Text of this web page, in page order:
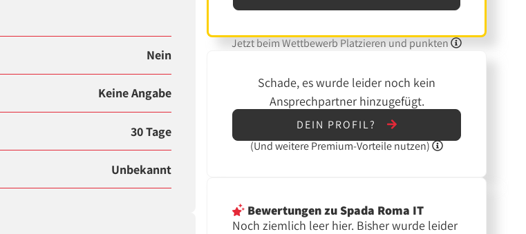
Nein
Keine Angabe
30 Tage
Unbekannt
Jetzt beim Wettbewerb Platzieren und punkten
Schade, es wurde leider noch kein
Ansprechpartner hinzugefügt.
DEIN PROFIL?
(UndweiterePremium-Vorteile nutzen)
Bewertungenzu Spada Roma IT
Noch ziemlich leer hier. Bisher wurde leider